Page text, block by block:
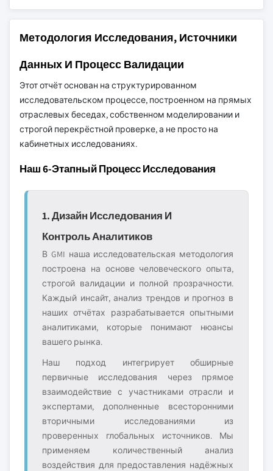
Методология Исследования, Источники
Данных И Процесс Валидации
Этот отчёт основан на структурированном
исследовательском процессе, построенном на прямых
отраслевых беседах, собственном моделировании и
строгой перекрёстной проверке, а не просто на
кабинетных исследованиях.
Наш 6-Этапный Процесс Исследования
1. Дизайн Исследования И
Контроль Аналитиков
В GMI наша исследовательская методология
построена на основе человеческого опыта,
строгой валидации и полной прозрачности.
Каждый инсайт, анализ трендов и прогноз в
наших отчётах разрабатывается опытными
аналитиками, которые понимают нюансы
вашего рынка.
Наш подход интегрирует обширные
первичные исследования через прямое
взаимодействие с участниками отрасли и
экспертами, дополненные всесторонними
вторичными исследованиями из
проверенных глобальных источников. Мы
применяем количественный анализ
воздействия для предоставления надёжных